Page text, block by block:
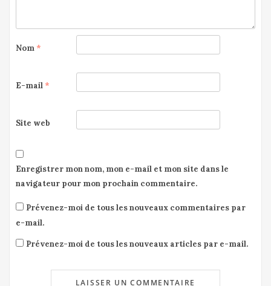
Nom *
E-mail *
Site web
Enregistrer mon nom, mon e-mail et mon site dans le
navigateur pour mon prochain commentaire.
Prévenez-moi de tous les nouveaux commentaires par
e-mail.
Prévenez-moi de tous les nouveaux articles par e-mail.